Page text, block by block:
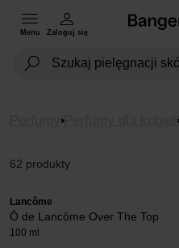
Menu Zaloguj się
Perfumy dla kobiet
62 produkty
Lancôme
Ô de Lancôme Over The Top
100 ml